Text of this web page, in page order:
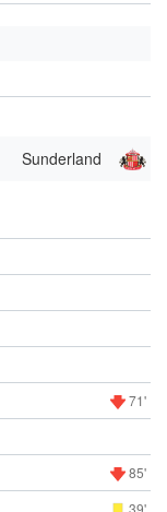
Sunderland
71'
85'
39'